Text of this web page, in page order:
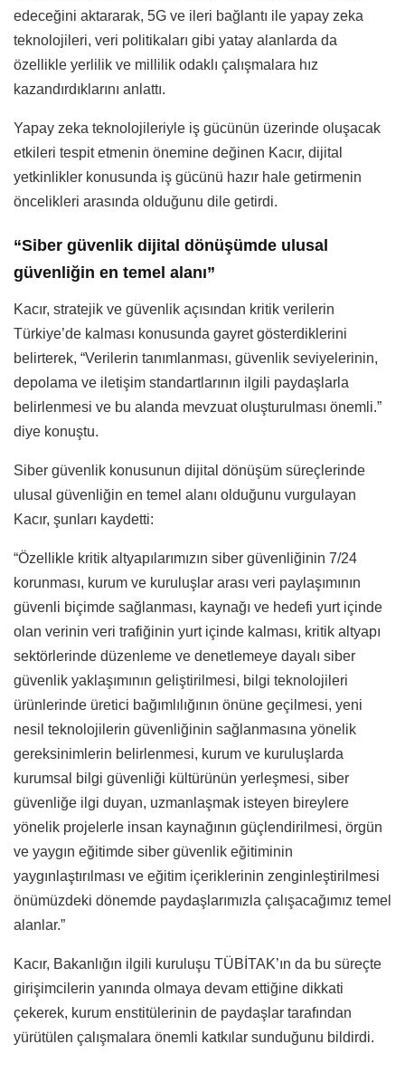
edeceğini aktararak, 5G ve ileri bağlantı ile yapay zeka
teknolojileri, veri politikaları gibi yatay alanlarda da
özellikle yerlilik ve millilik odaklı çalışmalara hız
kazandırdıklarını anlattı.
Yapay zeka teknolojileriyle iş gücünün üzerinde oluşacak
etkileri tespit etmenin önemine değinen Kacır, dijital
yetkinlikler konusunda iş gücünü hazır hale getirmenin
öncelikleri arasında olduğunu dile getirdi.
“Siber güvenlik dijital dönüşümde ulusal
güvenliğin en temel alanı”
Kacır, stratejik ve güvenlik açısından kritik verilerin
Türkiye’de kalması konusunda gayret gösterdiklerini
belirterek, “Verilerin tanımlanması, güvenlik seviyelerinin,
depolama ve iletişim standartlarının ilgili paydaşlarla
belirlenmesi ve bu alanda mevzuat oluşturulması önemli.”
diye konuştu.
Siber güvenlik konusunun dijital dönüşüm süreçlerinde
ulusal güvenliğin en temel alanı olduğunu vurgulayan
Kacır, şunları kaydetti:
“Özellikle kritik altyapılarımızın siber güvenliğinin 7/24
korunması, kurum ve kuruluşlar arası veri paylaşımının
güvenli biçimde sağlanması, kaynağı ve hedefi yurt içinde
olan verinin veri trafiğinin yurt içinde kalması, kritik altyapı
sektörlerinde düzenleme ve denetlemeye dayalı siber
güvenlik yaklaşımının geliştirilmesi, bilgi teknolojileri
ürünlerinde üretici bağımlılığının önüne geçilmesi, yeni
nesil teknolojilerin güvenliğinin sağlanmasına yönelik
gereksinimlerin belirlenmesi, kurum ve kuruluşlarda
kurumsal bilgi güvenliği kültürünün yerleşmesi, siber
güvenliğe ilgi duyan, uzmanlaşmak isteyen bireylere
yönelik projelerle insan kaynağının güçlendirilmesi, örgün
ve yaygın eğitimde siber güvenlik eğitiminin
yaygınlaştırılması ve eğitim içeriklerinin zenginleştirilmesi
önümüzdeki dönemde paydaşlarımızla çalışacağımız temel
alanlar.”
Kacır, Bakanlığın ilgili kuruluşu TÜBİTAK’ın da bu süreçte
girişimcilerin yanında olmaya devam ettiğine dikkati
çekerek, kurum enstitülerinin de paydaşlar tarafından
yürütülen çalışmalara önemli katkılar sunduğunu bildirdi.